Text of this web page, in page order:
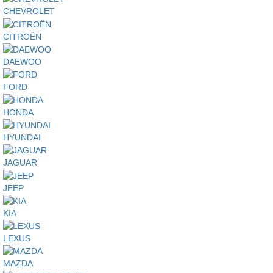
CHEVROLET
CITROËN
DAEWOO
FORD
HONDA
HYUNDAI
JAGUAR
JEEP
KIA
LEXUS
MAZDA